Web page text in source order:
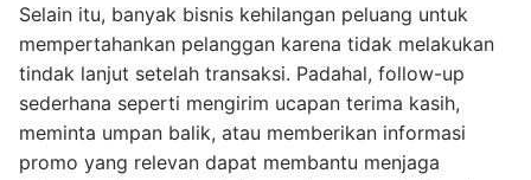
Selain itu, banyak bisnis kehilangan peluang untuk
mempertahankan pelanggan karena tidak melakukan
tindak lanjut setelah transaksi. Padahal, follow-up
sederhana seperti mengirim ucapan terima kasih,
meminta umpan balik, atau memberikan informasi
promo yang relevan dapat membantu menjaga